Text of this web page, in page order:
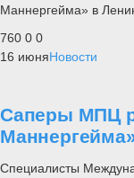
Маннергейма» в
760 0 0
16 июняНовости
Саперы МПЦ
Специалисты